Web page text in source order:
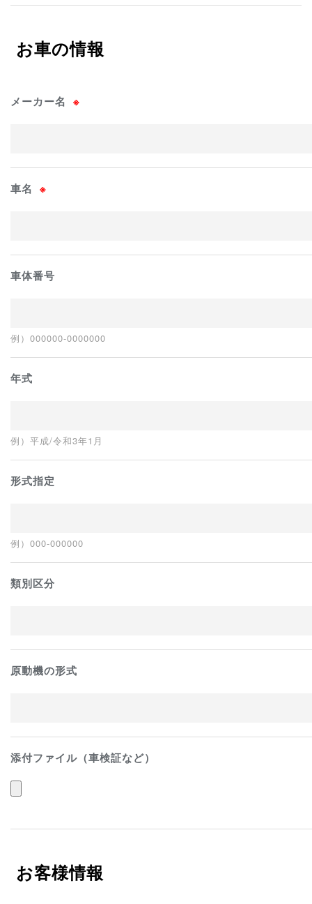
お車の情報
メーカー名 ※
車名 ※
車体番号
例）000000-0000000
年式
例）平成/令和3年1月
形式指定
例）000-000000
類別区分
原動機の形式
添付ファイル（車検証など）
お客様情報